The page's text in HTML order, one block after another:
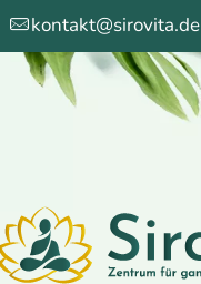
kontakt@sirovita.de